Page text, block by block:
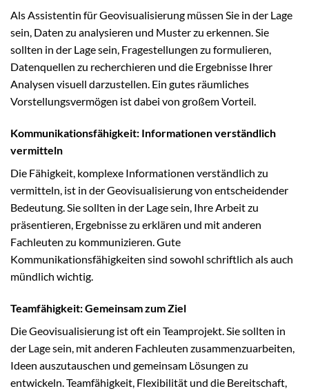
Als Assistentin für Geovisualisierung müssen Sie in der Lage
sein, Daten zu analysieren und Muster zu erkennen. Sie
sollten in der Lage sein, Fragestellungen zu formulieren,
Datenquellen zu recherchieren und die Ergebnisse Ihrer
Analysen visuell darzustellen. Ein gutes räumliches
Vorstellungsvermögen ist dabei von großem Vorteil.
Kommunikationsfähigkeit: Informationen verständlich
vermitteln
Die Fähigkeit, komplexe Informationen verständlich zu
vermitteln, ist in der Geovisualisierung von entscheidender
Bedeutung. Sie sollten in der Lage sein, Ihre Arbeit zu
präsentieren, Ergebnisse zu erklären und mit anderen
Fachleuten zu kommunizieren. Gute
Kommunikationsfähigkeiten sind sowohl schriftlich als auch
mündlich wichtig.
Teamfähigkeit: Gemeinsam zum Ziel
Die Geovisualisierung ist oft ein Teamprojekt. Sie sollten in
der Lage sein, mit anderen Fachleuten zusammenzuarbeiten,
Ideen auszutauschen und gemeinsam Lösungen zu
entwickeln. Teamfähigkeit, Flexibilität und die Bereitschaft,